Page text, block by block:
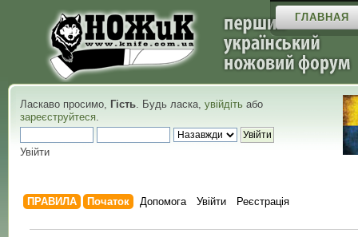
ГЛАВНАЯ
Ласкаво просимо, Гість. Будь ласка, увійдіть або
зареєструйтеся.
Увійти
ПРАВИЛА Початок Допомога Увійти Реєстрація